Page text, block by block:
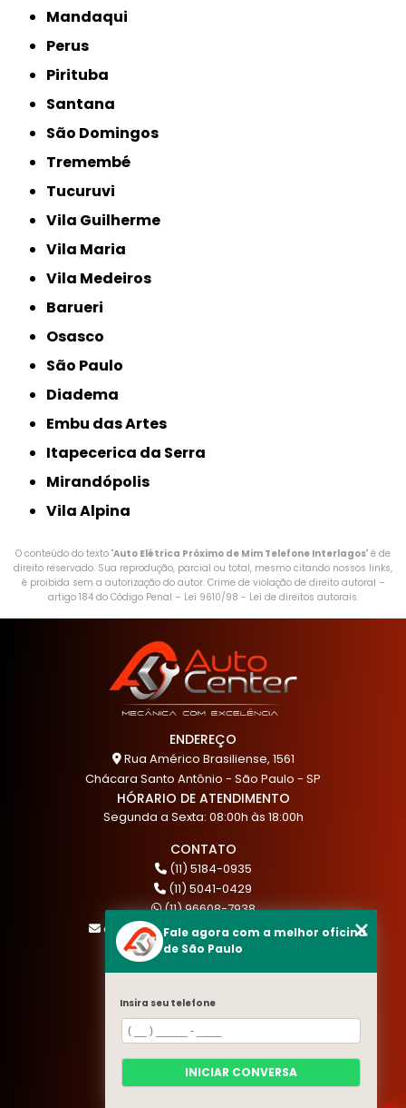
Mandaqui
Perus
Pirituba
Santana
São Domingos
Tremembé
Tucuruvi
Vila Guilherme
Vila Maria
Vila Medeiros
Barueri
Osasco
São Paulo
Diadema
Embu das Artes
Itapecerica da Serra
Mirandópolis
Vila Alpina
O conteúdo do texto "Auto Elétrica Próximo de Mim Telefone Interlagos" é de
direito reservado. Sua reprodução, parcial ou total, mesmo citando nossos links,
é proibida sem a autorização do autor. Crime de violação de direito autoral –
artigo 184 do Código Penal – Lei 9610/98 - Lei de direitos autorais.
ENDEREÇO
Rua Américo Brasiliense, 1561
Chácara Santo Antônio - São Paulo - SP
HÓRARIO DE ATENDIMENTO
Segunda a Sexta: 08:00h às 18:00h
CONTATO
(11) 5184-0935
(11) 5041-0429
(11) 96608-7938
atendimento@akautocenter.com.br
MENU
HOME
QUEM SOMOS
SERVIÇOS
BLOG
Fale agora com a melhor oficina
de São Paulo
Insira seu telefone
INICIAR CONVERSA